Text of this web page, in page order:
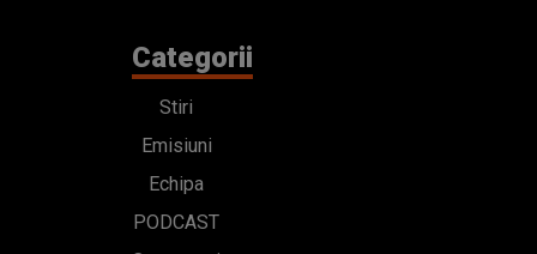
Categorii
Stiri
Emisiuni
Echipa
PODCAST